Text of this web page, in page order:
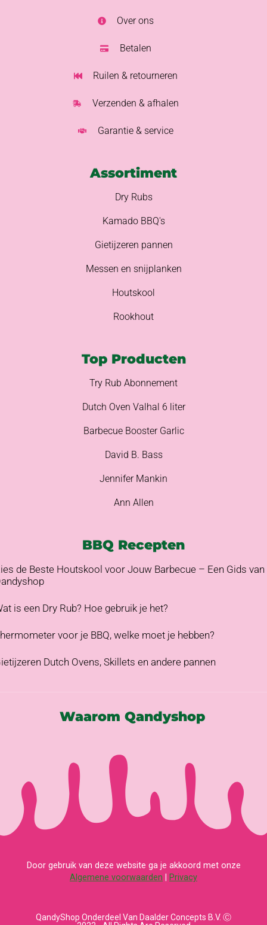
Over ons
Betalen
Ruilen & retourneren
Verzenden & afhalen
Garantie & service
Assortiment
Dry Rubs
Kamado BBQ's
Gietijzeren pannen
Messen en snijplanken
Houtskool
Rookhout
Top Producten
Try Rub Abonnement
Dutch Oven Valhal 6 liter
Barbecue Booster Garlic
David B. Bass
Jennifer Mankin
Ann Allen
BBQ Recepten
de Beste Houtskool voor Jouw Barbecue – Een Gids van
is een Dry Rub? Hoe gebruik je het?
voor je BBQ, welke moet je hebben?
Dutch Ovens, Skillets en andere pannen
Waarom Qandyshop
Door gebruik van deze website ga je akkoord met onze
Algemene voorwaarden
Privacy
QandyShop Onderdeel Van Daalder Concepts B.V. Ⓒ